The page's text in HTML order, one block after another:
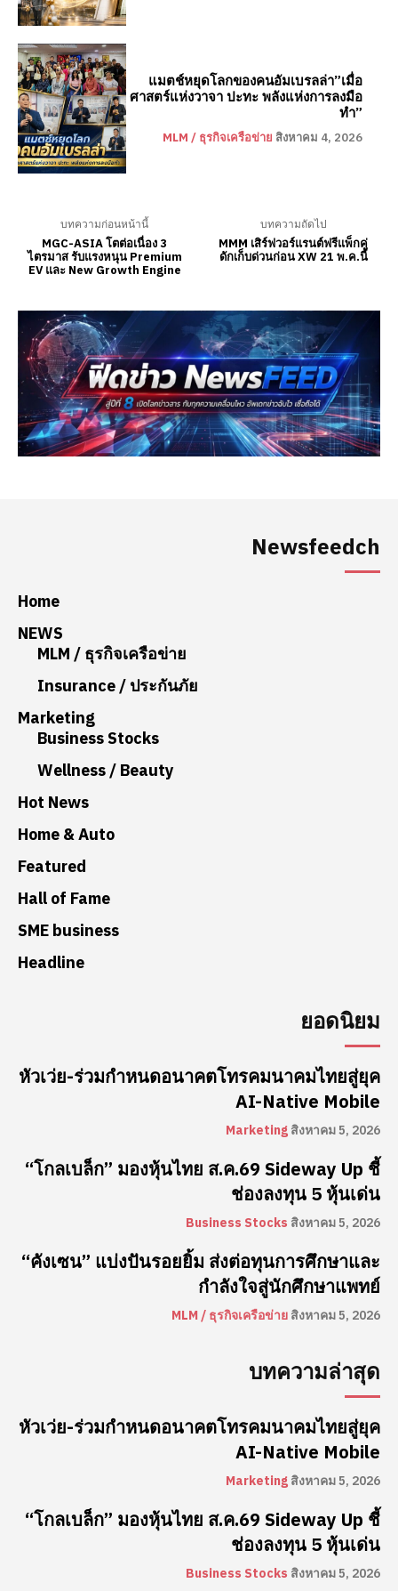
Newsfeedch
Home
NEWS
MLM / ธุรกิจเครือข่าย
Insurance / ประกันภัย
Marketing
Business Stocks
Wellness / Beauty
Hot News
Home & Auto
Featured
Hall of Fame
SME business
Headline
ยอดนิยม
หัวเว่ย-ร่วมกำหนดอนาคตโทรคมนาคมไทยสู่ยุค
AI-Native Mobile
Marketingสิงหาคม 5, 2026
“โกลเบล็ก” มองหุ้นไทย ส.ค.69 Sideway Up ชี้
ช่องลงทุน 5 หุ้นเด่น
Business Stocks สิงหาคม 5, 2026
“คังเซน” แบ่งปันรอยยิ้ม ส่งต่อทุนการศึกษาและ
กำลังใจสู่นักศึกษาแพทย์
MLM / ธุรกิจเครือข่ายสิงหาคม 5, 2026
บทความล่าสุด
หัวเว่ย-ร่วมกำหนดอนาคตโทรคมนาคมไทยสู่ยุค
AI-Native Mobile
Marketingสิงหาคม 5, 2026
“โกลเบล็ก” มองหุ้นไทย ส.ค.69 Sideway Up ชี้
ช่องลงทุน 5 หุ้นเด่น
Business Stocks สิงหาคม 5, 2026